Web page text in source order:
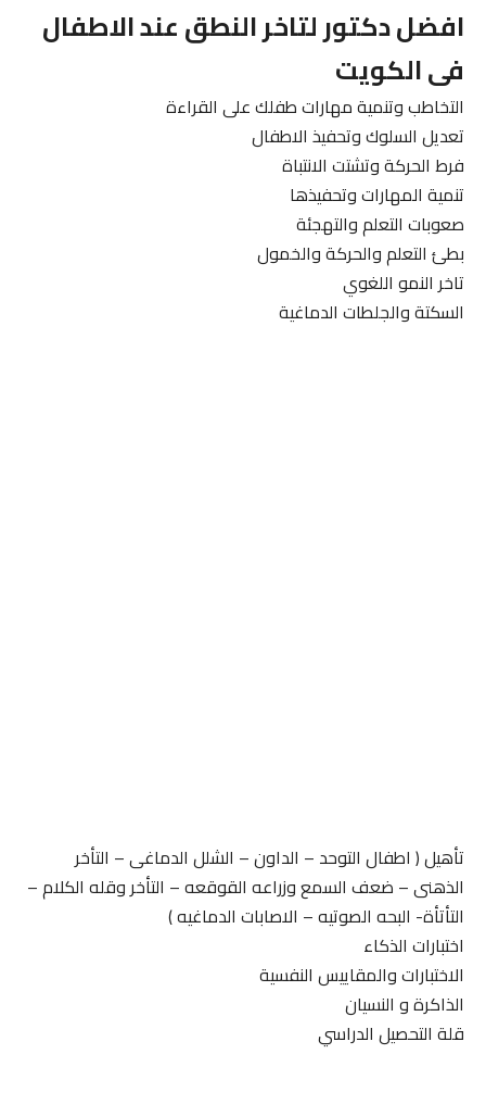
افضل دكتور لتاخر النطق عند الاطفال
فى الكويت
التخاطب وتنمية مهارات طفلك على القراءة
تعديل السلوك وتحفيذ الاطفال
فرط الحركة وتشتت الانتباة
تنمية المهارات وتحفيذها
صعوبات التعلم والتهجئة
بطئ التعلم والحركة والخمول
تاخر النمو اللغوي
السكتة والجلطات الدماغية
تأهيل ( اطفال التوحد – الداون – الشلل الدماغى – التأخر
الذهنى – ضعف السمع وزراعه القوقعه – التأخر وقله الكلام –
التأتأة- البحه الصوتيه – الاصابات الدماغيه )
اختبارات الذكاء
الاختبارات والمقاييس النفسية
الذاكرة و النسيان
قلة التحصيل الدراسي